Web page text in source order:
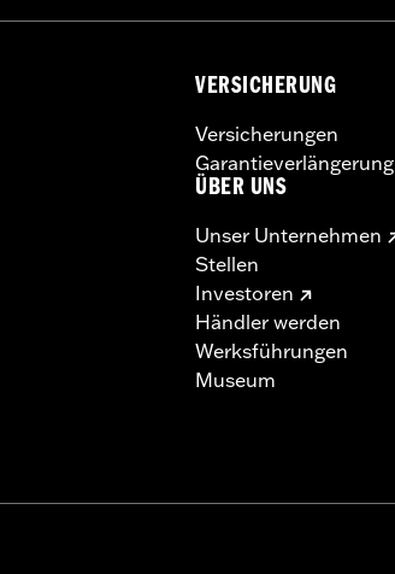
VERSICHERUNG
Versicherungen
Garantieverlängerung
ÜBER UNS
Unser Unternehmen
Stellen
Investoren
Händler werden
Werksführungen
Museum